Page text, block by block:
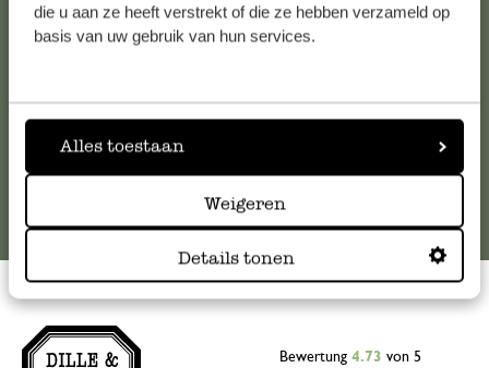
die u aan ze heeft verstrekt of die ze hebben verzameld op
basis van uw gebruik van hun services.
Alles toestaan
Weigeren
Details tonen
die Antworten aufhäufig gestellte Fragen.
Online-Kundenservice
Bewertung 4.73 von 5